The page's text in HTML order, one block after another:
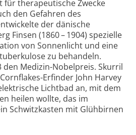
für therapeutische Zwecke
den Gefahren des
der dänische
Finsen (1860 – 1904) spezielle
von Sonnenlicht und eine
zu behandeln.
Medizin-Nobelpreis. Skurril
Erfinder John Harvey
Lichtbad an, mit dem
heilen wollte, das im
Schwitz­kasten mit Glühbirnen